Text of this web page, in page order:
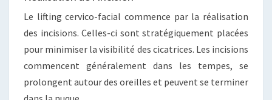
Le lifting cervico-facial commence par la réalisation
des incisions. Celles-ci sont stratégiquement placées
pour minimiser la visibilité des cicatrices. Les incisions
commencent généralement dans les tempes, se
prolongent autour des oreilles et peuvent se terminer